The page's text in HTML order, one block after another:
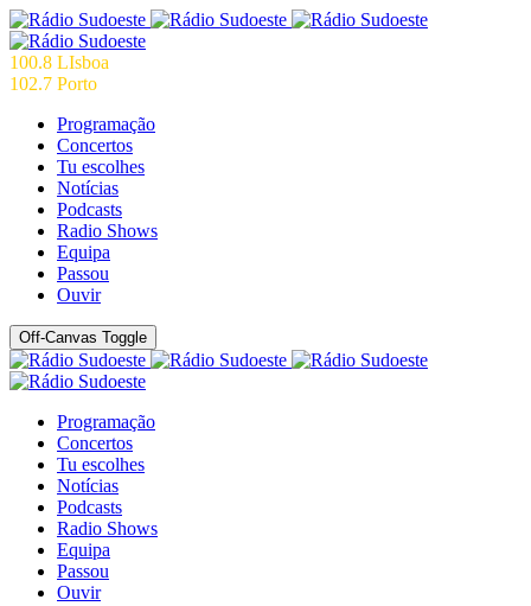
100.8 LIsboa
102.7 Porto
Programação
Concertos
Tu escolhes
Notícias
Podcasts
Radio Shows
Equipa
Passou
Ouvir
Off-Canvas Toggle
Programação
Concertos
Tu escolhes
Notícias
Podcasts
Radio Shows
Equipa
Passou
Ouvir